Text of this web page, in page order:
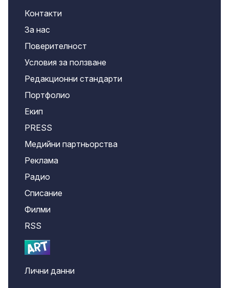
Контакти
За нас
Поверителност
Условия за ползване
Редакционни стандарти
Портфолио
Екип
PRESS
Медийни партньорства
Реклама
Радио
Списание
Филми
RSS
Лични данни